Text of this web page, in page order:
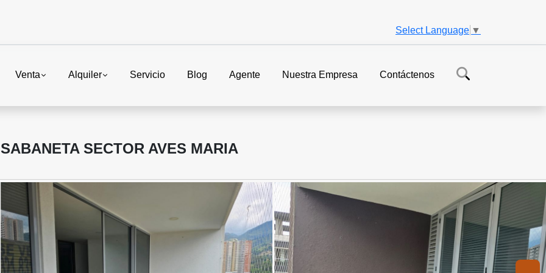
Select Language ▼
Venta Alquiler Servicio Blog Agente Nuestra Empresa Contáctenos
SECTOR AVES MARIA